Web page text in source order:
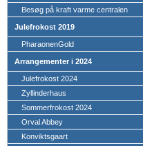
Besøg på kraft varme centralen
Julefrokost 2019
PharaonenGold
Arrangementer i 2024
Julefrokost 2024
Zyllinderhaus
Sommerfrokost 2024
Orval Abbey
Konviktsgaart